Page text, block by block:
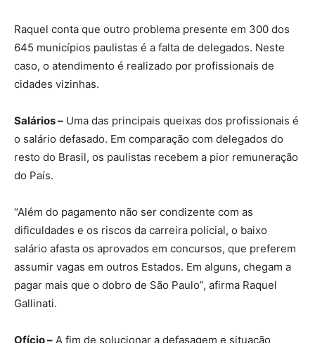
Raquel conta que outro problema presente em 300 dos
645 municípios paulistas é a falta de delegados. Neste
caso, o atendimento é realizado por profissionais de
cidades vizinhas.
Salários – Uma das principais queixas dos profissionais é
o salário defasado. Em comparação com delegados do
resto do Brasil, os paulistas recebem a pior remuneração
do País.
“Além do pagamento não ser condizente com as
dificuldades e os riscos da carreira policial, o baixo
salário afasta os aprovados em concursos, que preferem
assumir vagas em outros Estados. Em alguns, chegam a
pagar mais que o dobro de São Paulo”, afirma Raquel
Gallinati.
Ofício – A fim de solucionar a defasagem e situação